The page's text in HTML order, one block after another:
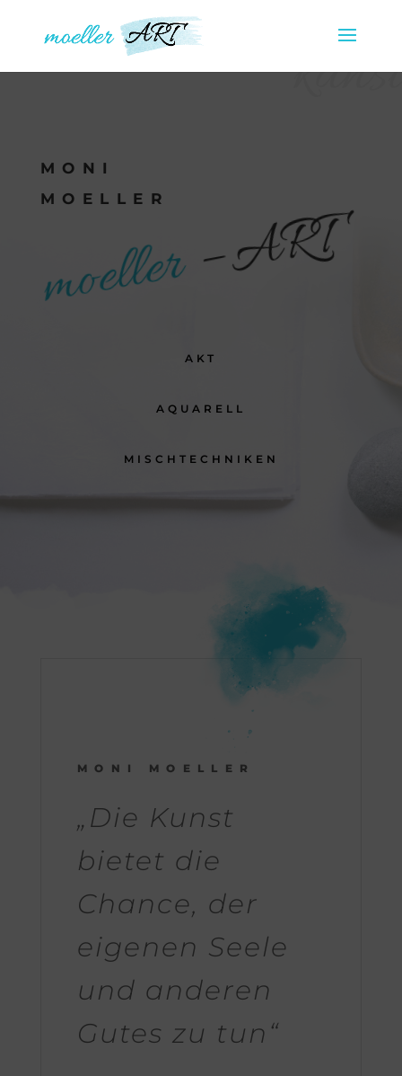
kunst
MONI
MOELLER
moeller– ART
AKT
AQUARELL
MISCHTECHNIKEN
MONI MOELLER
„Die Kunst
bietet die
Chance, der
eigenen Seele
und anderen
Gutes zu tun“